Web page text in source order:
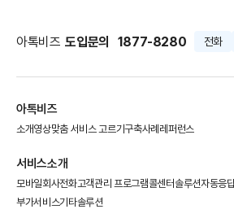
아톡비즈 도입문의 1877-8280 전화
아톡비즈
소개영상맞춤 서비스 고르기구축사례 레퍼런스
서비스소개
모바일회사전화고객관리 프로그램콜센터솔루션자동응
부가서비스기타솔루션